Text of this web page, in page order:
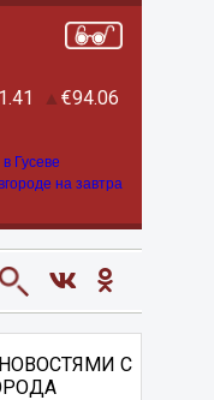
94.06
Гусеве
на завтра
С